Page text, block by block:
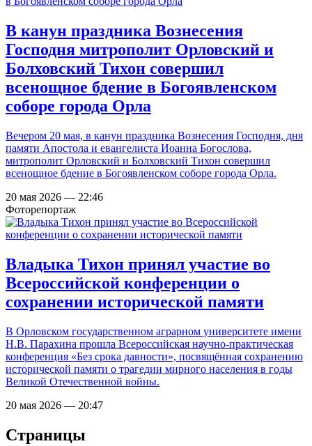
В канун праздника Вознесения
Господня митрополит Орловский и
Болховский Тихон совершил
всенощное бдение в Богоявленском
соборе города Орла
Вечером 20 мая, в канун праздника Вознесения Господня, дня
памяти Апостола и евангелиста Иоанна Богослова,
митрополит Орловский и Болховский Тихон совершил
всенощное бдение в Богоявленском соборе города Орла.
20 мая 2026 — 22:46
Фоторепортаж
Владыка Тихон принял участие во
Всероссийской конференции о
сохранении исторической памяти
В Орловском государственном аграрном университете имени
Н.В. Парахина прошла Всероссийская научно-практическая
конференция «Без срока давности», посвящённая сохранению
исторической памяти о трагедии мирного населения в годы
Великой Отечественной войны.
20 мая 2026 — 20:47
Страницы